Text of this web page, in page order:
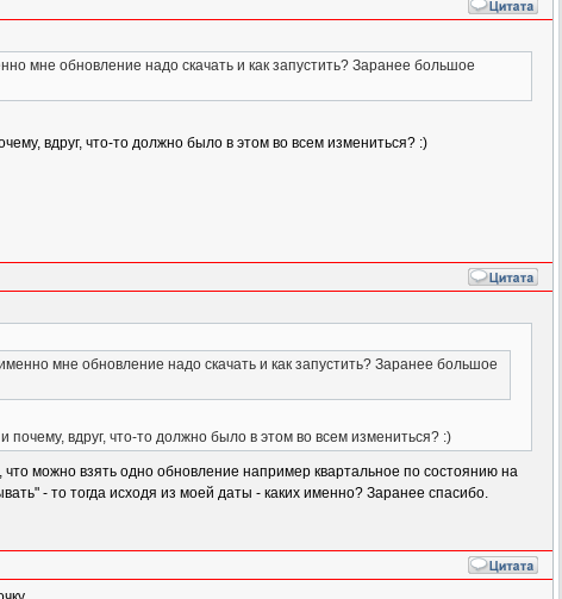
мне обновление надо скачать и как запустить? Заранее большое
вдруг, что-то должно было в этом во всем измениться? :)
мне обновление надо скачать и как запустить? Заранее большое
почему, вдруг, что-то должно было в этом во всем измениться? :)
можно взять одно обновление например квартальное по состоянию на
- то тогда исходя из моей даты - каких именно? Заранее спасибо.